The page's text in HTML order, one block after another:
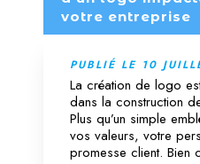
votre entreprise
PUBLIÉ LE 10
La création de logo
dans la construction
Plus qu’un simple
vos valeurs, votre
promesse client. Bien